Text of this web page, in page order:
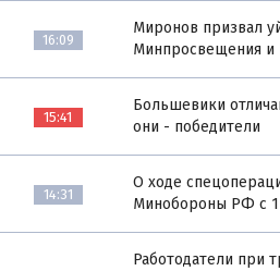
16:09
Миронов призвал
Минпросвещения и
15:41
Большевики
они - победители
14:31
О ходе
Минобороны РФ с 1
Работодатели при